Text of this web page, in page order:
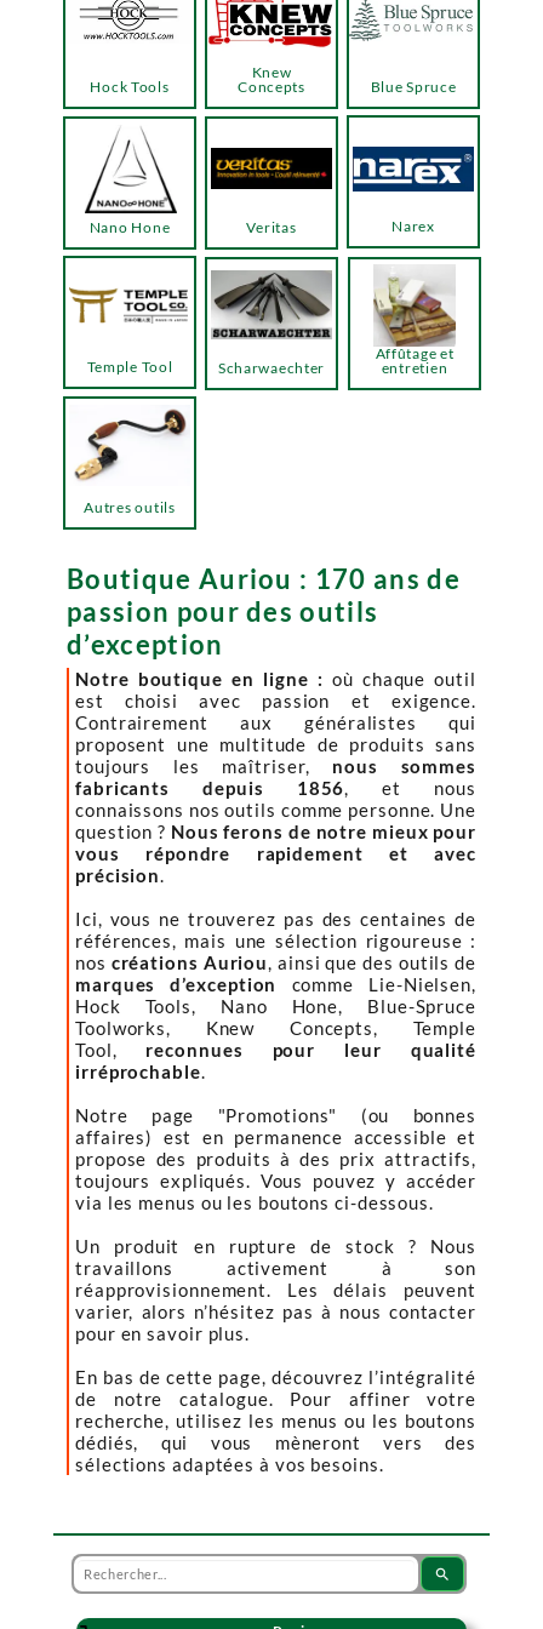
Boutique Auriou : 170 ans de
passion pour des outils
d’exception
Notre boutique en ligne : où chaque outil
est choisi avec passion et exigence.
Contrairement aux généralistes qui
proposent une multitude de produits sans
toujours les maîtriser, nous sommes
fabricants depuis 1856, et nous
connaissons nos outils comme personne. Une
question ? Nous ferons de notre mieux pour
vous répondre rapidement et avec
précision.
Ici, vous ne trouverez pas des centaines de
références, mais une sélection rigoureuse :
nos créations Auriou, ainsi que des outils de
marques d’exception
comme Lie-Nielsen,
Hock Tools, Nano Hone, Blue-Spruce
Toolworks, Knew Concepts, Temple
Tool, reconnues pour leur qualité
irréprochable.
Notre page "Promotions" (ou bonnes
affaires) est en permanence accessible et
propose des produits à des prix attractifs,
toujours expliqués. Vous pouvez y accéder
via les menus ou les boutons ci-dessous.
Un produit en rupture de stock ? Nous
travaillons activement à son
réapprovisionnement. Les délais peuvent
varier, alors n’hésitez pas à nous contacter
pour en savoir plus.
En bas de cette page, découvrez l’intégralité
de notre catalogue. Pour affiner votre
recherche, utilisez les menus ou les boutons
dédiés, qui vous mèneront vers des
sélections adaptées à vos besoins.
Hock Tools
Knew
Concepts
Temple Tool
Blue Spruce
Narex
Veritas
Nano Hone
Autres outils
Scharwaechter
Affûtage et
entretien
search